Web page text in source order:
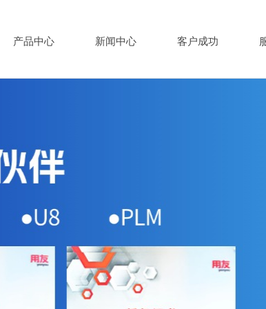
产品中心 新闻中心 客户成功